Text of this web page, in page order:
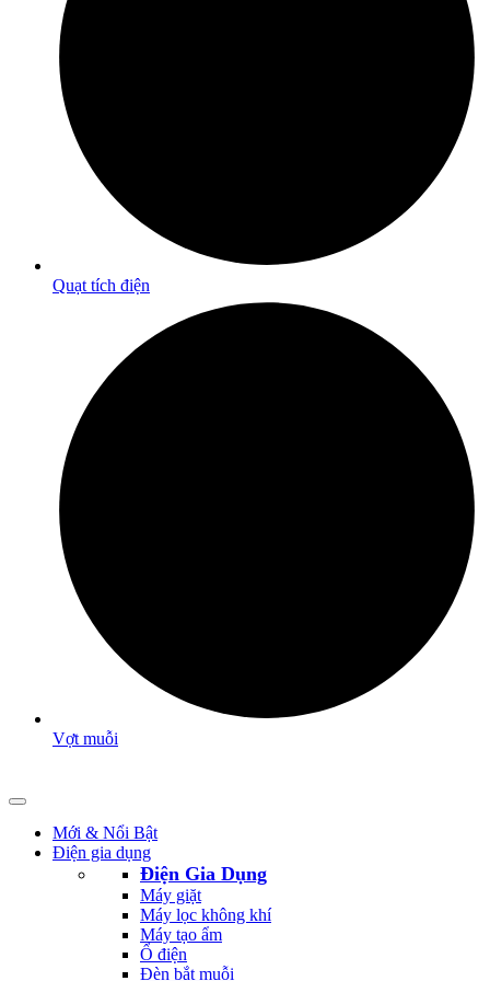
Quạt tích điện
Vợt muỗi
Mới & Nổi Bật
Điện gia dụng
Điện Gia Dụng
Máy giặt
Máy lọc không khí
Máy tạo ẩm
Ổ điện
Đèn bắt muỗi